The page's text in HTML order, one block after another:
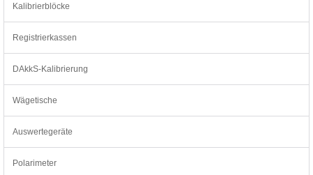
Kalibrierblöcke
Registrierkassen
DAkkS-Kalibrierung
Wägetische
Auswertegeräte
Polarimeter